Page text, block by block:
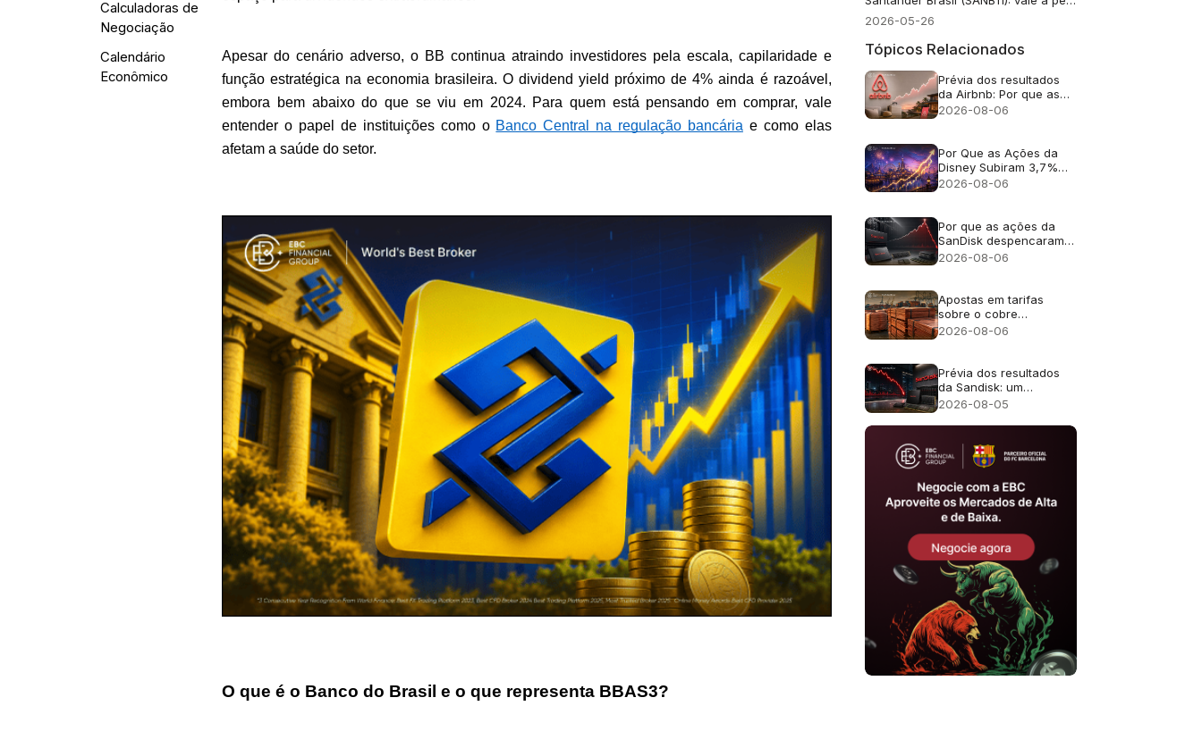
Calculadoras de
Negociação
Calendário
Econômico
Apesar do cenário adverso, o BB continua atraindo investidores pela escala, capilaridade e
função estratégica na economia brasileira. O dividend yield próximo de 4% ainda é razoável,
embora bem abaixo do que se viu em 2024. Para quem está pensando em comprar, vale
entender o papel de instituições como o Banco Central na regulação bancária e como elas
afetam a saúde do setor.
O que é o Banco do Brasil e o que representa BBAS3?
2026-05-26
Tópicos Relacionados
Prévia dos resultados
da Airbnb: Por que as
ações da ABNB ainda
receita de 16%?
2026-08-06
Por Que as Ações da
Disney Subiram 3,7%
Apesar da Receita
2026-08-06
Por que as ações da
SanDisk despencaram
cerca de 13% apesar
2026-08-06
Apostas em tarifas
sobre o cobre
impulsionam o preço do
2026-08-06
Prévia dos resultados
da Sandisk: um
crescimento de receita
após uma queda de
47% em julho?
2026-08-05